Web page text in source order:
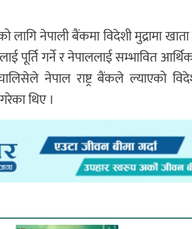
नेपाली बैंकमा विदेशी मुद्रामा
गर्ने र नेपाललाई सम्भावित
नेपाल राष्ट्र बैंकले ल्याएको
थिए ।